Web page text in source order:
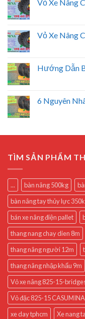
Vỏ Xe Nâng
Vỏ Xe Nâng
Hướng Dẫn
6 Nguyên
TÌM SẢN PHẨM
... bàn nâng 500kg
bàn nâng tay thủy lực
bán xe nâng điện pallet
thang nang chay dien 8m
thang nâng người 12m
thang nâng nhập khẩu 9m
Vỏ xe nâng 825-15-
Vỏ đặc 825-15 CASUMINA
xe day tphcm
Xe nang